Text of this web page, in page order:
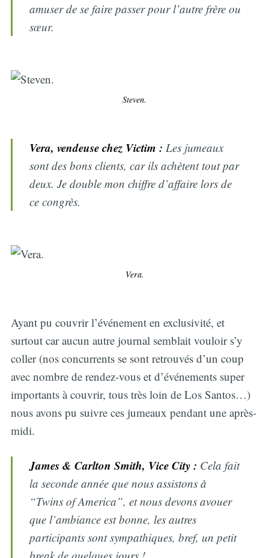
amuser de se faire passer pour l’autre frère ou
sœur.
Steven.
Vera, vendeuse chez Victim : Les jumeaux
sont des bons clients, car ils achètent tout par
deux. Je double mon chiffre d’affaire lors de
ce congrès.
Vera.
Ayant pu couvrir l’événement en exclusivité, et
surtout car aucun autre journal semblait vouloir s’y
coller (nos concurrents se sont retrouvés d’un coup
avec nombre de rendez-vous et d’événements super
importants à couvrir, tous très loin de Los Santos…)
nous avons pu suivre ces jumeaux pendant une après-
midi.
James & Carlton Smith, Vice City : Cela fait
la seconde année que nous assistons à
“Twins of America”, et nous devons avouer
que l’ambiance est bonne, les autres
participants sont sympathiques, bref, un petit